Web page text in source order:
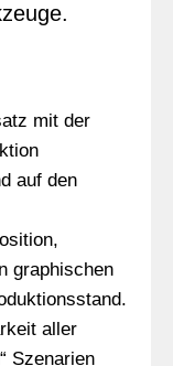
mit der
auf den
graphischen
aller
Szenarien